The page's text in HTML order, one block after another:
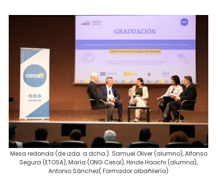
Mesa redonda (de izda. a dcha.). Samuel Oliver (alumno), Alfonso
Segura (ETOSA), María (ONG Cesal), Hinde Haochi (alumna),
Antonio Sánchez( Formador albañilería)